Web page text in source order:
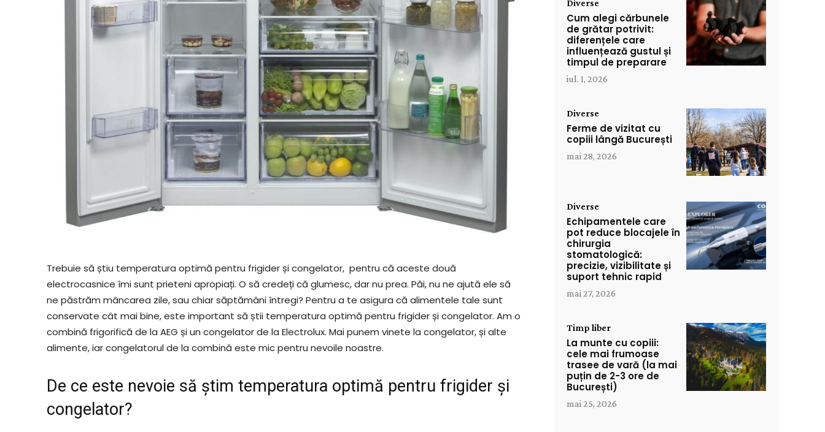
Trebuie să știu temperatura optimă pentru frigider și congelator, pentru că aceste două
electrocasnice îmi sunt prieteni apropiați. O să credeți că glumesc, dar nu prea. Păi, nu ne ajută ele să
ne păstrăm mâncarea zile, sau chiar săptămâni întregi? Pentru a te asigura că alimentele tale sunt
conservate cât mai bine, este important să știi temperatura optimă pentru frigider și congelator. Am o
combină frigorifică de la AEG și un congelator de la Electrolux. Mai punem vinete la congelator, și alte
alimente, iar congelatorul de la combină este mic pentru nevoile noastre.
De ce este nevoie să știm temperatura optimă pentru frigider și
congelator?
Diverse
Cum alegi cărbunele
de grătar potrivit:
diferențele care
influențează gustul și
timpul de preparare
iul. 1, 2026
Diverse
Ferme de vizitat cu
copiii lângă București
mai 28, 2026
Diverse
Echipamentele care
pot reduce blocajele în
chirurgia
stomatologică:
precizie, vizibilitate și
suport tehnic rapid
mai 27, 2026
Timp liber
La munte cu copiii:
cele mai frumoase
trasee de vară (la mai
puțin de 2-3 ore de
București)
mai 25, 2026